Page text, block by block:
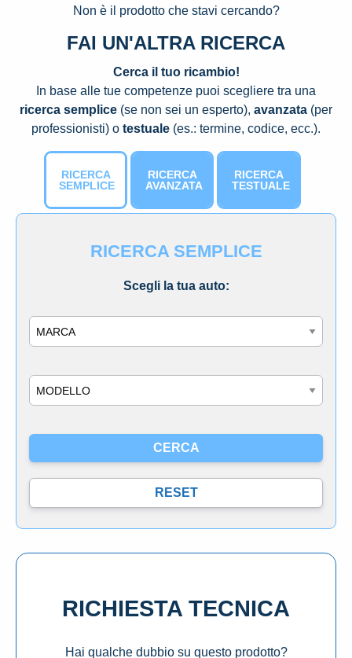
Non è il prodotto che stavi cercando?
FAI UN'ALTRA RICERCA
Cerca il tuo ricambio!
In base alle tue competenze puoi scegliere tra una
ricerca semplice (se non sei un esperto), avanzata (per
professionisti) o testuale (es.: termine, codice, ecc.).
RICERCA
SEMPLICE
RICERCA
AVANZATA
RICERCA
TESTUALE
RICERCA SEMPLICE
Scegli la tua auto:
RICHIESTA TECNICA
Hai qualche dubbio su questo prodotto?